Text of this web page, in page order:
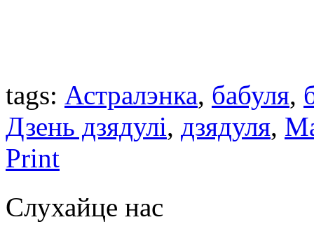
tags: Астралэнка, бабуля,
Дзень дзядулі, дзядуля,
Print
Слухайце нас